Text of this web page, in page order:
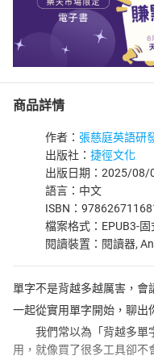
商品詳情
作者： 張慈庭英語研
出版社： 捷徑文化
出版日期：2025/08/
語言：中文
ISBN：
檔案格式：EPUB3-
閱讀裝置：閱讀器,
單字不是背越多越厲害，會
一起從實用單字開始，聊出
我們常以為「背越多單
用，就像買了很多工具卻